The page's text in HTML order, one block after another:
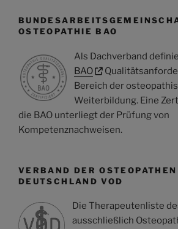
OSTEOPATHIE BAO
Als Dachverband
BAO
Bereich der
Weiterbildung. Eine
die BAO unterliegt der Prüfung von
Kompetenznachweisen.
VERBAND DER OSTEOPATHEN
DEUTSCHLAND VOD
Die Therapeutenliste
ausschließlich